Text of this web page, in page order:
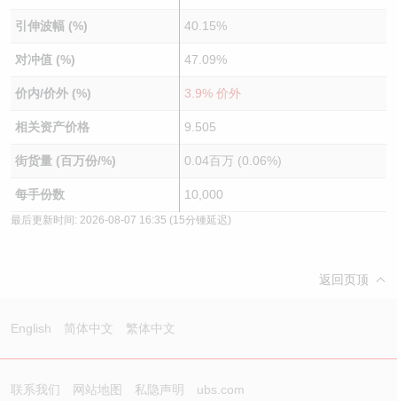
引伸波幅 (%) 40.15%
对冲值 (%) 47.09%
价内/价外 (%) 3.9% 价外
相关资产价格 9.505
街货量 (百万份/%) 0.04百万 (0.06%)
每手份数 10,000
最后更新时间: 2026-08-07 16:35 (15分锺延迟)
返回页顶
English 简体中文 繁体中文
联系我们 网站地图 私隐声明 ubs.com